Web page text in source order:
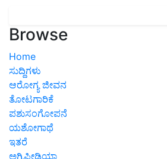
Browse
Home
ಸುದ್ದಿಗಳು
ಆರೋಗ್ಯ ಜೀವನ
ತೋಟಗಾರಿಕೆ
ಪಶುಸಂಗೋಪನೆ
ಯಶೋಗಾಥೆ
ಇತರೆ
ಅಗ್ರಿಪೀಡಿಯಾ